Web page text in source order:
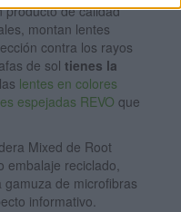
de calidad
montan lentes
contra los rayos
de sol tienes la
lentes en colores
espejadas REVO que
Mixed de Root
embalaje reciclado,
de microfibras
informativo.